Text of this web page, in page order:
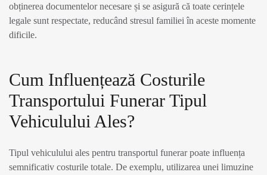
obținerea documentelor necesare și se asigură că toate cerințele
legale sunt respectate, reducând stresul familiei în aceste momente
dificile.
Cum Influențează Costurile
Transportului Funerar Tipul
Vehiculului Ales?
Tipul vehiculului ales pentru transportul funerar poate influența
semnificativ costurile totale. De exemplu, utilizarea unei limuzine